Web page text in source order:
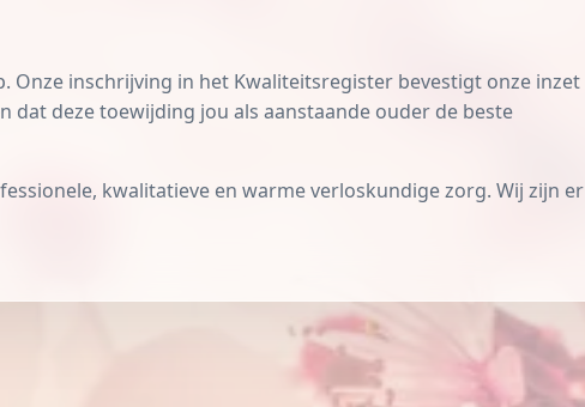
Onze inschrijving in het Kwaliteitsregister bevestigt onze inzet
deze toewijding jou als aanstaande ouder de beste
kwalitatieve en warme verloskundige zorg. Wij zijn er